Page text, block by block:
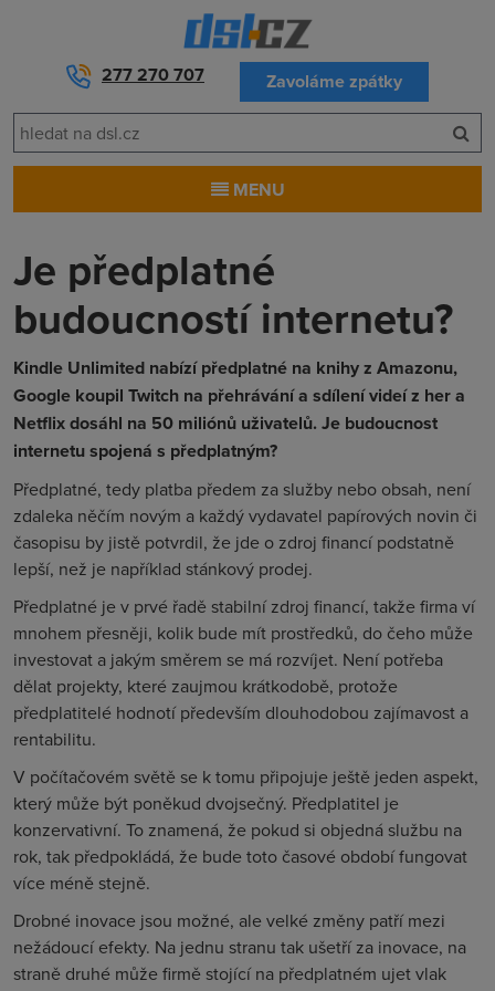
277 270 707 Zavoláme zpátky
MENU
Je předplatné
budoucností internetu?
Kindle Unlimited nabízí předplatné na knihy z Amazonu,
Google koupil Twitch na přehrávání a sdílení videí z her a
Netflix dosáhl na 50 miliónů uživatelů. Je budoucnost
internetu spojená s předplatným?
Předplatné, tedy platba předem za služby nebo obsah, není
zdaleka něčím novým a každý vydavatel papírových novin či
časopisu by jistě potvrdil, že jde o zdroj financí podstatně
lepší, než je například stánkový prodej.
Předplatné je v prvé řadě stabilní zdroj financí, takže firma ví
mnohem přesněji, kolik bude mít prostředků, do čeho může
investovat a jakým směrem se má rozvíjet. Není potřeba
dělat projekty, které zaujmou krátkodobě, protože
předplatitelé hodnotí především dlouhodobou zajímavost a
rentabilitu.
V počítačovém světě se k tomu připojuje ještě jeden aspekt,
který může být poněkud dvojsečný. Předplatitel je
konzervativní. To znamená, že pokud si objedná službu na
rok, tak předpokládá, že bude toto časové období fungovat
více méně stejně.
Drobné inovace jsou možné, ale velké změny patří mezi
nežádoucí efekty. Na jednu stranu tak ušetří za inovace, na
straně druhé může firmě stojící na předplatném ujet vlak